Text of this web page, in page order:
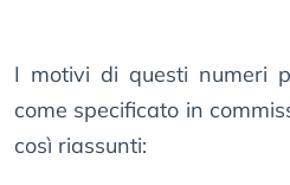
I motivi di questi numeri
come specificato in
così riassunti: